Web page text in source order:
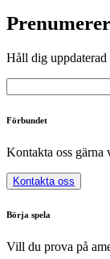
Håll dig
Förbundet
Kontakta oss gärna
Kontakta oss
Börja spela
Vill du prova på